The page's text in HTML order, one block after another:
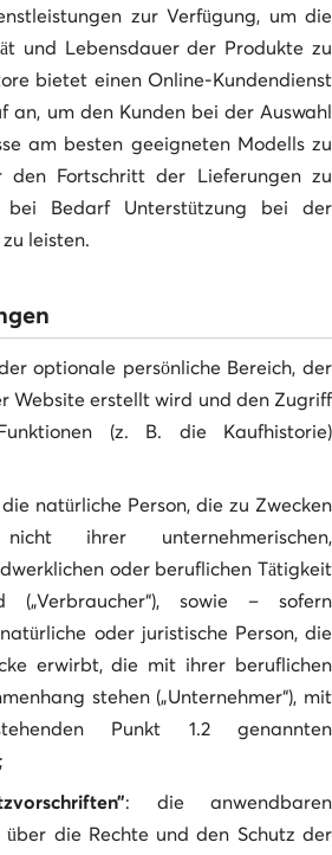
zur Verfügung, um die
und Lebensdauer der Produkte zu
bietet einen Online-Kundendienst
an, um den Kunden bei der Auswahl
am besten geeigneten Modells zu
den Fortschritt der Lieferungen zu
Bedarf Unterstützung bei der
leisten.
optionale persönliche Bereich, der
Website erstellt wird und den Zugriff
(z. B. die Kaufhistorie)
natürliche Person, die zu Zwecken
ihrer unternehmerischen,
oder beruflichen Tätigkeit
(„Verbraucher“), sowie – sofern
oder juristische Person, die
erwirbt, die mit ihrer beruflichen
stehen („Unternehmer“), mit
Punkt 1.2 genannten
: die anwendbaren
über die Rechte und den Schutz der